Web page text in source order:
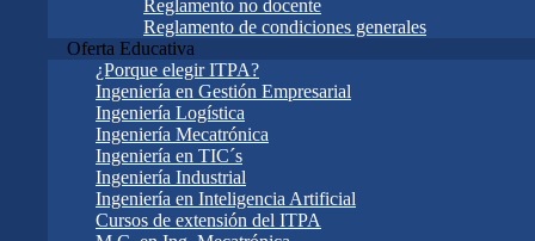
Reglamento no docente
Reglamento de condiciones generales
Oferta Educativa
¿Porque elegir ITPA?
Ingeniería en Gestión Empresarial
Ingeniería Logística
Ingeniería Mecatrónica
Ingeniería en TIC´s
Ingeniería Industrial
Ingeniería en Inteligencia Artificial
Cursos de extensión del ITPA